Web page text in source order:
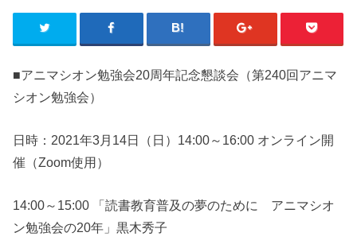
■アニマシオン勉強会20周年記念懇談会（第240回アニマ
シオン勉強会）
日時：2021年3月14日（日）14:00～16:00 オンライン開
催（Zoom使用）
14:00～15:00 「読書教育普及の夢のために アニマシオ
ン勉強会の20年」黒木秀子